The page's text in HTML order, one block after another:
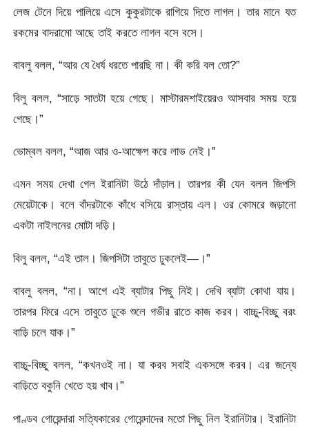
লেজ টেনে দিয়ে পালিয়ে এসে কুকুরটাকে রাগিয়ে দিতে লাগল। তার মানে যত
রকমের বাদরামো আছে তাই করতে লাগল বসে বসে।
বাবলু বলল, “আর যে ধৈর্য ধরতে পারছি না। কী করি বল তো?”
বিলু বলল, “সাড়ে সাতটা হয়ে গেছে। মাস্টারমশাইয়েরও আসবার সময় হয়ে
গেছে।”
ভোম্বল বলল, “আজ আর ও-আক্ষেপ করে লাভ নেই।”
এমন সময় দেখা গেল ইরানিটা উঠে দাঁড়াল। তারপর কী যেন বলল জিপসি
মেয়েটাকে। বলে বাঁদরটাকে কাঁধে বসিয়ে রাস্তায় এল। ওর কোমরে জড়ানো
একটা নাইলনের মোটা দড়ি।
বিলু বলল, “এই তাল। জিপসিটা তাবুতে ঢুকলেই—।”
বাবলু বলল, “না। আগে এই ব্যাটার পিছু নিই। দেখি ব্যাটা কোথা যায়।
তারপর ফিরে এসে তাবুতে ঢুকে শুলে গভীর রাতে কাজ করব। বাচ্চু-বিচ্ছু বরং
বাড়ি চলে যাক।”
বাচ্চু-বিচ্ছু বলল, “কখনওই না। যা করব সবাই একসঙ্গে করব। এর জন্যে
বাড়িতে বকুনি খেতে হয় খাব।”
পাণ্ডব গোয়েন্দারা সত্যিকারের গোয়েন্দাদের মতো পিছু নিল ইরানিটার। ইরানিটা